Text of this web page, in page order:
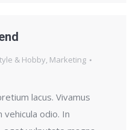
& Hobby, Marketing
lacus. Vivamus
odio. In